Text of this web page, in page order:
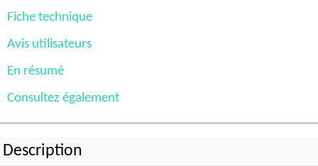
Fiche technique
Avis utilisateurs
En résumé
Consultez également
Description